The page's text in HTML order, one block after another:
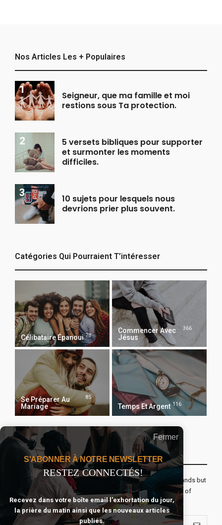
Nos Articles Les + Populaires
Seigneur, que ma famille et moi
restions sous Ta protection.
5 versets bibliques pour supporter
et surmonter les moments
difficiles.
10 sujets pour lesquels nous
devrions prier plus souvent.
Catégories Qui Pourraient T’intéresser
Célibataire Épanoui 78
Commencer Avec
Jésus
366
Se Préparer Au
Mariage
85
Temps Et Argent 116
Recevoir Notre Newsletter Chaque Matin
The real voyage of discovery consists not in seeking new lands but
seeing with new eyes. All journeys have secret destinations of
which the traveler is unaware.
Fermer
S'ABONNER À NOTRE NEWSLETTER
RESTEZ CONNECTÉS!
Recevez dans votre boîte email l'exhortation du jour,
la prière du matin ainsi que les nouveaux articles
publiés.